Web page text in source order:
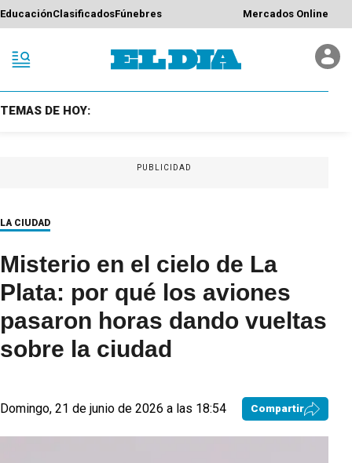
EducaciónClasificadosFúnebres Mercados Online
TEMAS DE HOY:
PUBLICIDAD
LA CIUDAD
Misterio en el cielo de La
Plata: por qué los aviones
pasaron horas dando vueltas
sobre la ciudad
Domingo, 21 de junio de 2026 a las 18:54 Compartir